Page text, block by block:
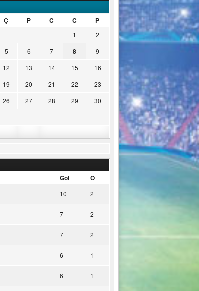
Ç P C C P
1
2
5 6 7 8
9
12 13 14 15
16
19 20 21 22
23
26 27 28 29
30
Gol O
10 2
7 2
7 2
6 1
6 1